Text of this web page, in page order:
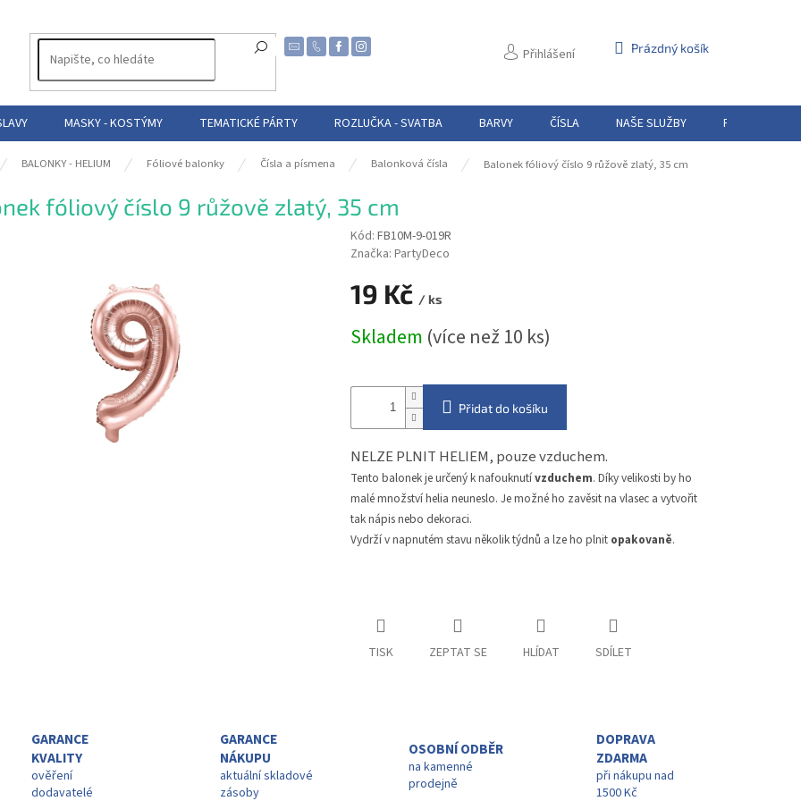
Přihlášení
NÁKUPNÍ
Prázdný košík
MASKY - KOSTÝMY TEMATICKÉ PÁRTY ROZLUČKA - SVATBA BARVY ČÍSLA NAŠE SLUŽBY PŮJČOVNA
BALONKY - HELIUM Fóliové balonky Čísla a písmena Balonková čísla Balonek fóliový číslo 9 růžově zlatý, 35 cm
fóliový číslo 9 růžově zlatý, 35 cm
Kód: FB10M-9-019R
Značka: PartyDeco
19 Kč / ks
cena:
Skladem (více než 10 ks)
Přidat do košíku
NELZE PLNIT HELIEM, pouze vzduchem.
Tento balonek je určený k nafouknutívzduchem. Díky velikosti by ho
malé množství helia neuneslo. Je možné ho zavěsit na vlasec a vytvořit
tak nápis nebo dekoraci.
Vydrží v napnutém stavu několik týdnů a lze ho plnit opakovaně.
TISK ZEPTAT SE HLÍDAT SDÍLET
GARANCE
KVALITY
ověření
dodavatelé
GARANCE
NÁKUPU
aktuální skladové
zásoby
OSOBNÍ ODBĚR
na kamenné
prodejně
DOPRAVA
ZDARMA
při nákupu nad
1500 Kč